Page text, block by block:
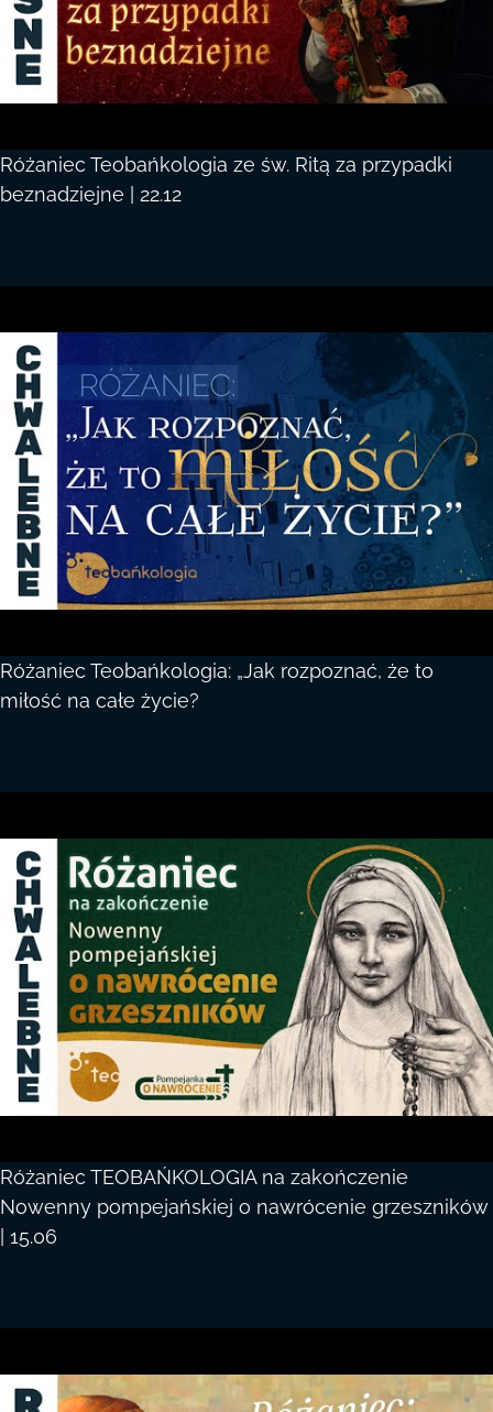
Różaniec Teobańkologia ze św. Ritą za przypadki
beznadziejne | 22.12
Różaniec Teobańkologia: „Jak rozpoznać, że to
miłość na całe życie?
Różaniec TEOBAŃKOLOGIA na zakończenie
Nowenny pompejańskiej o nawrócenie grzeszników
| 15.06